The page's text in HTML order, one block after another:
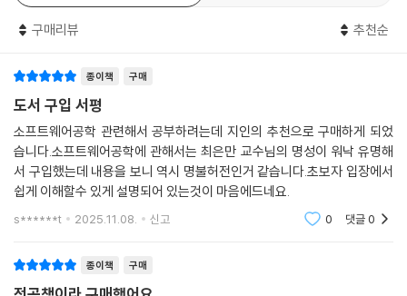
2 비기능 요구
3 요구 대상에 의한 분류
1 요구 정보 출처
2 고객의 발표
3 문헌 양식 조사
4 인터뷰
5 설문
6 브레인스토밍
03 요구 분석
2 도메인 분석
스, 관리 등 어려운 개념들을 그림과 함께 쉽고 체계적인 방법으로 설명하
였다. 이 책에서는 최신 프로그래밍 언어를 사용하여 소프트웨어를 개발하
과 프로그래밍 과정에 유용하게 적용할 수 있는 디자인 패턴, 부담스러운
문서 작업은 줄이고 코딩과 테스트 중심으로 소프트웨어를 개발하는 애자
예상하는 독자는 대학에서 전공과목을 수강하는 학생뿐만 아니라 산업 현
장에서 일하면서 직무 능력을 향상시키려는 엔지니어도 포함된다. 개념과
기초 이론으로부터 실무에 적용될 수 있는 방법과 도구, 절차, 보고서 양
식, 테스트 등을 구체적인 사례를 들어 설명하였다.
이 책은 지난 30년 동안 국내 소프트웨어 공학을 배우는 학생뿐만 아니라
구매리뷰 추천순
종이책 구매
도서 구입 서평
소프트웨어공학 관련해서 공부하려는데 지인의 추천으로 구매하게 되었
습니다.소프트웨어공학에 관해서는 최은만 교수님의 명성이 워낙 유명해
서 구입했는데 내용을 보니 역시 명불허전인거 같습니다.초보자 입장에서
쉽게 이해할수 있게 설명되어 있는것이 마음에드네요.
s******t 2025.11.08. 신고 0 댓글0
종이책 구매